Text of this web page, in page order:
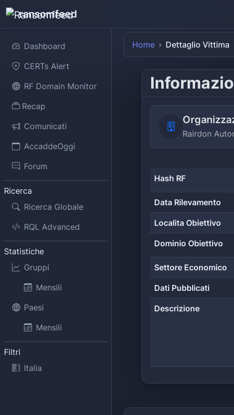
ransomfeed
Dashboard
CERTs Alert
RF Domain Monitor
Recap
Comunicati
AccaddeOggi
Forum
Ricerca
Ricerca Globale
RQL Advanced
Statistiche
Gruppi
Mensili
Paesi
Mensili
Filtri
Italia
Home Dettaglio Vittima
Rairdon
Hash RF
Data Rilevamento
Localita Obiettivo
Dominio Obiettivo
Settore Economico
Dati Pubblicati
Descrizione